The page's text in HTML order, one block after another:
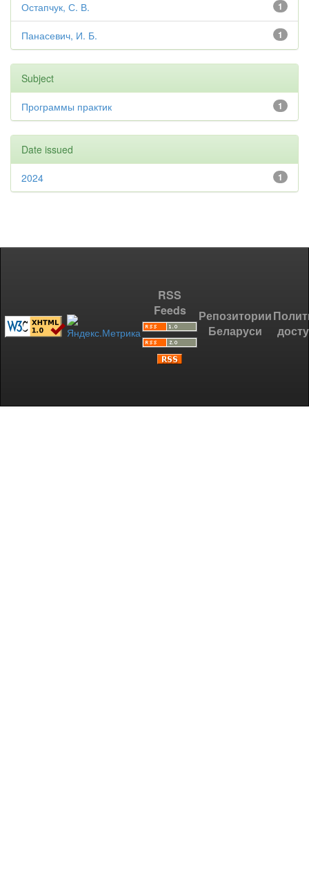
1
Остапчук, С. В.
1
Панасевич, И. Б.
Subject
1
Программы практик
Date issued
1
2024
RSS
Feeds
Репозитории
Беларуси